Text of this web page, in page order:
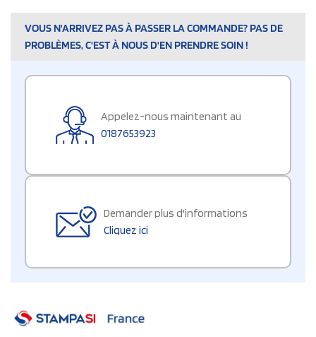
VOUS N'ARRIVEZ PAS À PASSER LA COMMANDE? PAS DE
PROBLÈMES, C'EST À NOUS D'EN PRENDRE SOIN !
Appelez-nous maintenant au
0187653923
Demander plus d'informations
Cliquez ici